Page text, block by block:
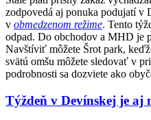
zodpovedá aj ponuka podujatí
v obmedzenom režime. Tento
odpad. Do obchodov a MHD je
Navštíviť môžete Šrot park,
svätú omšu môžete sledovať v
podrobnosti sa dozviete ako
Týždeň v Devínskej je aj